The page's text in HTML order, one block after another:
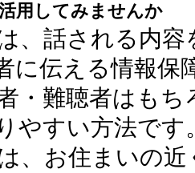
してみませんか
、話される内容
に伝える情報保
・難聴者はもち
やすい方法です
、お住まいの近